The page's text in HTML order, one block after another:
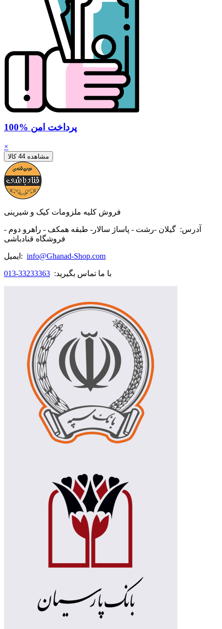
100% پرداخت امن
×
مشاهده 44 کالا
فروش کلیه ملزومات کیک و شیرینی
آدرس: گیلان -رشت - پاساژ سالار- طبقه همکف - راهرو دوم -
فروشگاه قنادباشی
ایمیل: info@Ghanad-Shop.com
با ما تماس بگیرید: 33233363-013